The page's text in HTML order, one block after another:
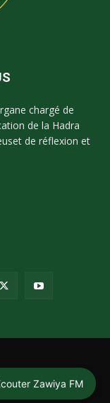
Zawiya FM
chargé de
de la Hadra
de réflexion et
La Tidianiya